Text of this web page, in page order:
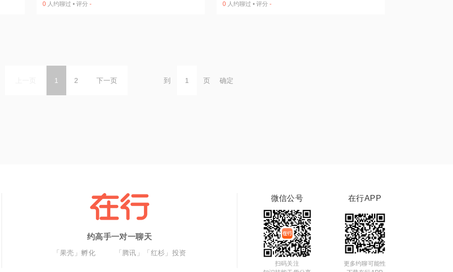
0 人约聊过 • 评分 - 0 人约聊过 • 评分 -
1 2 下一页 到 页 确定
约高手一对一聊天
「果壳」孵化 「腾讯」「红杉」投资
微信公号
扫码关注
在行APP
更多约聊可能性